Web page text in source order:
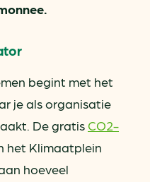
begint met het
je als organisatie
De gratis CO2-
het Klimaatplein
hoeveel